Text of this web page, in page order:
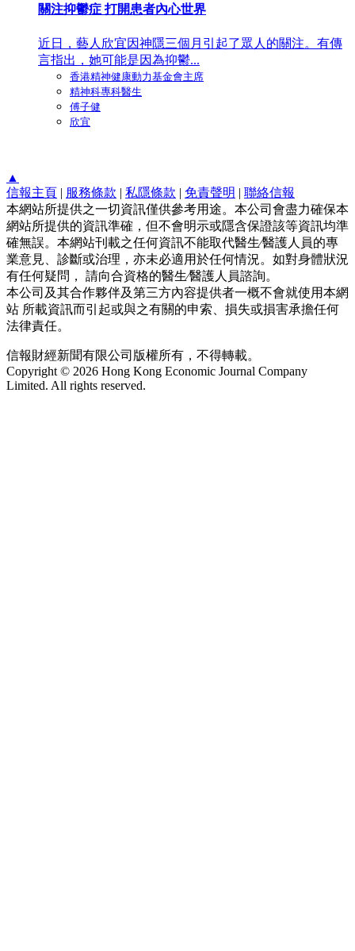
關注抑鬱症 打開患者內心世界
近日，藝人欣宜因神隱三個月引起了眾人的關注。有傳
言指出，她可能是因為抑鬱...
香港精神健康動力基金會主席
精神科專科醫生
傅子健
欣宜
▲
信報主頁 | 服務條款 | 私隱條款 | 免責聲明 | 聯絡信報
本網站所提供之一切資訊僅供參考用途。本公司會盡力確保本
網站所提供的資訊準確，但不會明示或隱含保證該等資訊均準
確無誤。本網站刊載之任何資訊不能取代醫生∕醫護人員的專
業意見、診斷或治理，亦未必適用於任何情況。如對身體狀況
有任何疑問， 請向合資格的醫生∕醫護人員諮詢。
本公司及其合作夥伴及第三方內容提供者一概不會就使用本網
站 所載資訊而引起或與之有關的申索、損失或損害承擔任何
法律責任。
信報財經新聞有限公司版權所有，不得轉載。
Copyright © 2026 Hong Kong Economic Journal Company
Limited. All rights reserved.